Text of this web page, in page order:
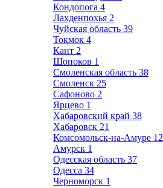
Кондопога 4
Лахденпохья 2
Чуйская область 39
Токмок 4
Кант 2
Шопоков 1
Смоленская область 38
Смоленск 25
Сафоново 2
Ярцево 1
Хабаровский край 38
Хабаровск 21
Комсомольск-на-Амуре 12
Амурск 1
Одесская область 37
Одесса 34
Черноморск 1